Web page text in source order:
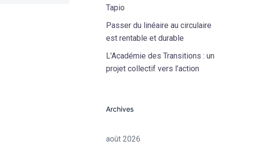
Tapio
Passer du linéaire au circulaire
est rentable et durable
L’Académie des Transitions : un
projet collectif vers l’action
Archives
août 2026